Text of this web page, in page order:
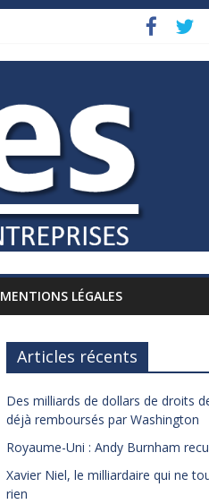
MENTIONS LÉGALES
Articles récents
Des milliards de dollars de droits
déjà remboursés par Washington
Royaume-Uni : Andy Burnham
Xavier Niel, le milliardaire qui ne
rien